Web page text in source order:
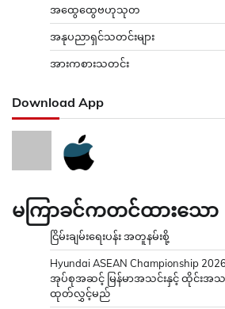
အထွေထွေဗဟုသုတ
အနုပညာရှင်သတင်းများ
အားကစားသတင်း
Download App
မကြာခင်ကတင်ထားသော
ငြိမ်းချမ်းရေးပန်း အတူနမ်းစို့
Hyundai ASEAN Championship
အုပ်စုအဆင့် မြန်မာအသင်းနှင့် ထိုင်းအ
ထုတ်လွှင့်မည်